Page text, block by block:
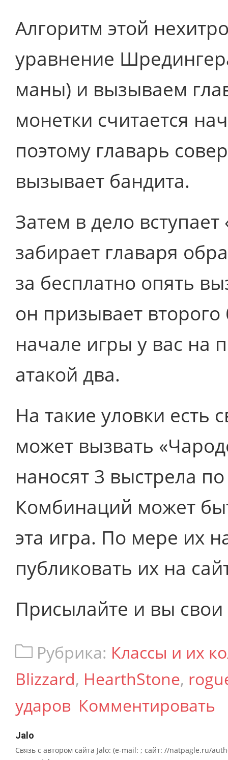
Алгоритм этой
уравнение
маны) и вызываем
монетки считается
поэтому главарь
вызывает бандита.
Затем в дело
забирает главаря
за бесплатно опять
он призывает
начале игры у вас на
атакой два.
На такие уловки есть
может вызвать
наносят 3 выстрела
Комбинаций может
эта игра. По мере их
публиковать их на
Присылайте и вы
Рубрика: Классы и их
Blizzard, HearthStone,
ударов Комментировать
Jalo
Связь с автором сайта Jalo: (e-mail: ; сайт: //natpagle.ru/